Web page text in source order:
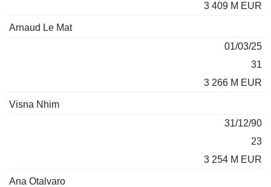
3 409 M EUR
Arnaud Le Mat
01/03/25
31
3 266 M EUR
Visna Nhim
31/12/90
23
3 254 M EUR
Ana Otalvaro